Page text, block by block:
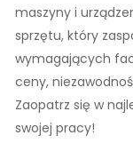
maszyny i
sprzętu, który
wymagających
ceny,
Zaopatrz się w
swojej pracy!